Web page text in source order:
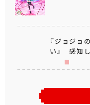
『ジョジョ
い』 感知